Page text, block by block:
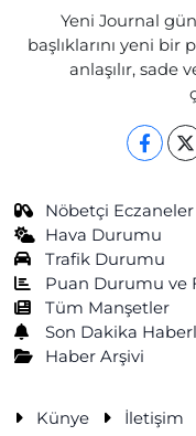
Yeni Journal
başlıklarını yeni bir
anlaşılır, sade
Nöbetçi Eczaneler
Hava Durumu
Trafik Durumu
Puan Durumu ve
Tüm Manşetler
Son Dakika
Haber Arşivi
Künye İletişim